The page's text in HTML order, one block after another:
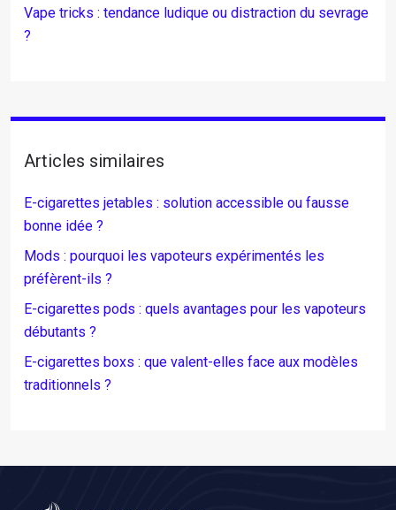
Vape tricks : tendance ludique ou distraction du sevrage
?
Articles similaires
E-cigarettes jetables : solution accessible ou fausse
bonne idée ?
Mods : pourquoi les vapoteurs expérimentés les
préfèrent-ils ?
E-cigarettes pods : quels avantages pour les vapoteurs
débutants ?
E-cigarettes boxs : que valent-elles face aux modèles
traditionnels ?